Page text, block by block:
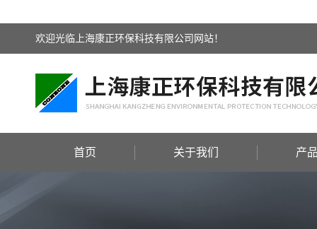
欢迎光临上海康正环保科技有限公司网站！
首页 关于我们 产